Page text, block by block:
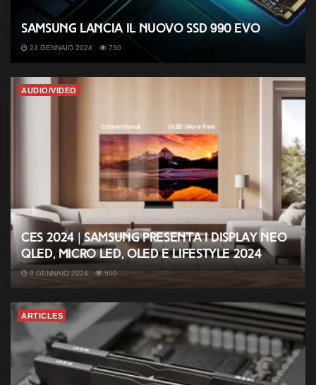
Samsung lancia il nuovo SSD 990 EVO
24 GENNAIO 2024 730
AUDIO/VIDEO
CES 2024 | Samsung presenta i display Neo
QLED, MICRO LED, OLED e Lifestyle 2024
9 GENNAIO 2024 500
ARTICLES